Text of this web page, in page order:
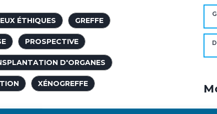
ÉTHIQUES GREFFE
PROSPECTIVE
D'ORGANES
XÉNOGREFFE